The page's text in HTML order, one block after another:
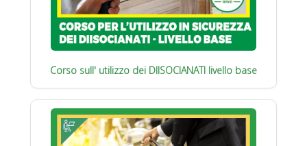
Corso sull' utilizzo dei DIISOCIANATI livello base